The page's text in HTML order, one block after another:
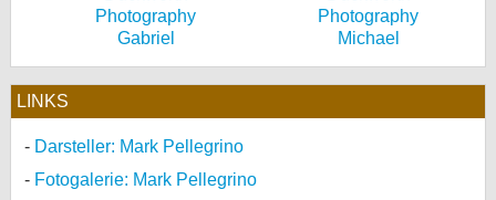
Gabriel Michael
LINKS
Darsteller: Mark Pellegrino
Fotogalerie: Mark Pellegrino